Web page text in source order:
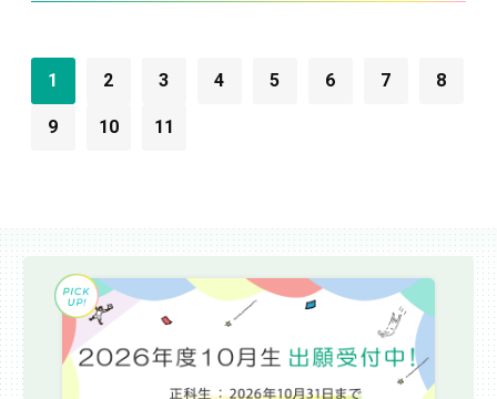
1 2 3 4 5 6 7 8
9 10 11